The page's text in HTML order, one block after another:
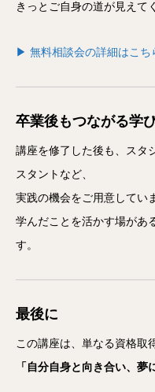
きっとご自身の道が見えて
▶ 無料相談会の詳細はこち
卒業後もつながる学
講座を修了した後も、スタ
スタントなど、
実践の機会をご用意してい
学んだことを活かす場があ
す。
最後に
この講座は、単なる資格取
「自分自身と向き合い、夢